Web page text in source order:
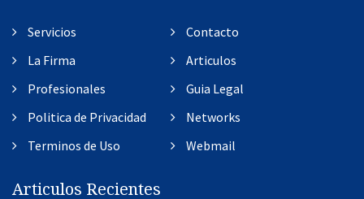
Servicios
La Firma
Profesionales
Politica de Privacidad
Terminos de Uso
Contacto
Articulos
Guia Legal
Networks
Webmail
Articulos Recientes